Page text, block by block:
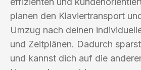
planen den Klaviertransport
Umzug nach deinen
und Zeitplänen. Dadurch
und kannst dich auf die